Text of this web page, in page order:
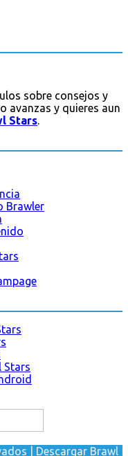
sobre consejos y
avanzas y quieres aun
Stars.
Brawler
Stars
| Descargar Brawl